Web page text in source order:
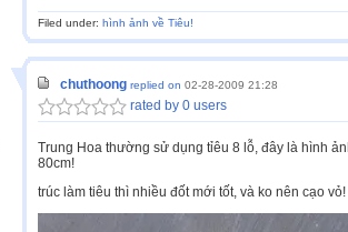
Filed under: hình ảnh về Tiêu!
chuthoong replied on 02-28-2009 21:28
rated by 0 users
Trung Hoa thường sử dụng tỉêu 8 lỗ, đây là hình
80cm!
trúc làm tiêu thì nhiều đốt mới tốt, và ko nên cạo vỏ!